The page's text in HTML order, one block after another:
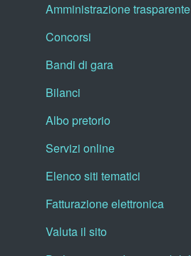
Amministrazione trasparente
Concorsi
Bandi di gara
Bilanci
Albo pretorio
Servizi online
Elenco siti tematici
Fatturazione elettronica
Valuta il sito